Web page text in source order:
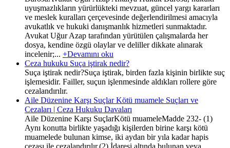
uyuşmazlıkların yürürlükteki mevzuat, güncel yargı kararları
ve meslek kuralları çerçevesinde değerlendirilmesi amacıyla
avukatlık ve hukuki danışmanlık hizmetleri sunmaktadır.
Avukat Uğur Azap tarafından yürütülen çalışmalarda her
dosya, kendine özgü olaylar ve deliller dikkate alınarak
incelenir;... +Devamını oku
Ceza hukuku Suça iştirak nedir?
Suça iştirak nedir?Suça iştirak, birden fazla kişinin birlikte suç
işlemesidir. Failler, suçun işlenmesinde aldıkları rollere göre
cezalandırılır.
Aile Düzenine Karşı Suçlar Kötü muamele Suçları ve
Cezaları | Ceza Hukuku Davaları
Aile Düzenine Karşı SuçlarKötü muameleMadde 232- (1)
Aynı konutta birlikte yaşadığı kişilerden birine karşı kötü
muamelede bulunan kimse, iki aydan bir yıla kadar hapis
cezası ile cezalandırılır.(2) İdaresi altında bulunan veya